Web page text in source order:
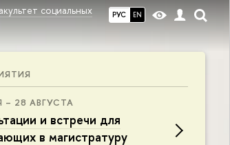
РУС EN
социальных
28 АВГУСТА
и встречи для
в магистратуру